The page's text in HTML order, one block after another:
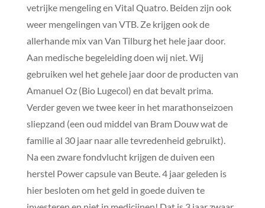
vetrijke mengeling en Vital Quatro. Beiden zijn ook
weer mengelingen van VTB. Ze krijgen ook de
allerhande mix van Van Tilburg het hele jaar door.
Aan medische begeleiding doen wij niet. Wij
gebruiken wel het gehele jaar door de producten van
Amanuel Oz (Bio Lugecol) en dat bevalt prima.
Verder geven we twee keer in het marathonseizoen
sliepzand (een oud middel van Bram Douw wat de
familie al 30 jaar naar alle tevredenheid gebruikt).
Na een zware fondvlucht krijgen de duiven een
herstel Power capsule van Beute. 4 jaar geleden is
hier besloten om het geld in goede duiven te